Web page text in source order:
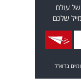
של עולם
שלכם
בדוא"ל